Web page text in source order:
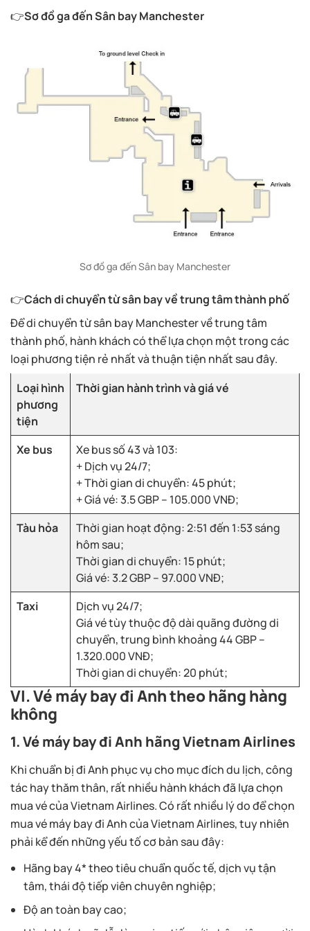
👉Sơ đồ ga đến Sân bay Manchester
Sơ đồ ga đến Sân bay Manchester
👉Cách di chuyển từ sân bay về trung tâm thành phố
Để di chuyển từ sân bay Manchester về trung tâm
thành phố, hành khách có thể lựa chọn một trong các
loại phương tiện rẻ nhất và thuận tiện nhất sau đây.
Loại hình
phương
tiện
Thời gian hành trình và giá vé
Xe bus
Xe bus số 43 và 103:
+ Dịch vụ 24/7;
+ Thời gian di chuyển: 45 phút;
+ Giá vé: 3.5 GBP – 105.000 VNĐ;
Tàu hỏa
Thời gian hoạt động: 2:51 đến 1:53 sáng
hôm sau;
Thời gian di chuyển: 15 phút;
Giá vé: 3.2 GBP – 97.000 VNĐ;
Taxi
Dịch vụ 24/7;
Giá vé tùy thuộc độ dài quãng đường di
chuyển, trung bình khoảng 44 GBP –
1.320.000 VNĐ;
Thời gian di chuyển: 20 phút;
VI. Vé máy bay đi Anh theo hãng hàng
không
1. Vé máy bay đi Anh hãng Vietnam Airlines
Khi chuẩn bị đi Anh phục vụ cho mục đích du lịch, công
tác hay thăm thân, rất nhiều hành khách đã lựa chọn
mua vé của Vietnam Airlines. Có rất nhiều lý do để chọn
mua vé máy bay đi Anh của Vietnam Airlines, tuy nhiên
phải kể đến những yếu tố cơ bản sau đây:
Hãng bay 4* theo tiêu chuẩn quốc tế, dịch vụ tận
tâm, thái độ tiếp viên chuyên nghiệp;
Độ an toàn bay cao;